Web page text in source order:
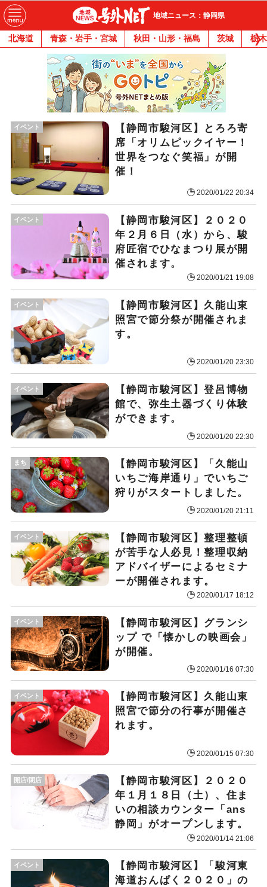
地域ニュース：静岡県
北海道 青森・岩手・宮城 秋田・山形・福島 茨城 栃木
イベント
【静岡市駿河区】とろろ寄
席「オリムピックイヤー！
世界をつなぐ笑福」が開
催！
2020/01/22 20:34
イベント
【静岡市駿河区】２０２０
年２月６日（水）から、駿
府匠宿でひなまつり展が開
催されます。
2020/01/21 19:08
イベント
【静岡市駿河区】久能山東
照宮で節分祭が開催されま
す。
2020/01/20 23:30
イベント
【静岡市駿河区】登呂博物
館で、弥生土器づくり体験
ができます。
2020/01/20 22:30
まち
【静岡市駿河区】「久能山
いちご海岸通り」でいちご
狩りがスタートしました。
2020/01/20 21:11
イベント
【静岡市駿河区】整理整頓
が苦手な人必見！整理収納
アドバイザーによるセミナ
ーが開催されます。
2020/01/17 18:12
イベント
【静岡市駿河区】グランシ
ップ で「懐かしの映画会」
が開催。
2020/01/16 07:30
イベント
【静岡市駿河区】久能山東
照宮で節分の行事が開催さ
れます。
2020/01/15 07:30
開店/閉店
【静岡市駿河区】２０２０
年１月１８日（土）、住ま
いの相談カウンター「ans
静岡」がオープンします。
2020/01/14 21:06
イベント
【静岡市駿河区】「駿河東
海道おんぱく２０２０」の